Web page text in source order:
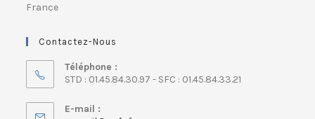
France
Contactez-Nous
Téléphone :
STD : 01.45.84.30.97 - SFC : 01.45.84.33.21
E-mail :